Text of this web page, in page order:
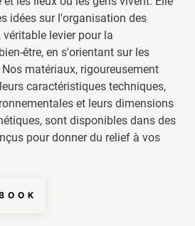
idées sur l'organisation des
levier pour la
être, en s'orientant sur les
matériaux, rigoureusement
caractéristiques techniques,
et leurs dimensions
sont disponibles dans des
pour donner du relief à vos